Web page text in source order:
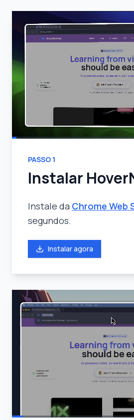
PASSO 1
Instalar
Instale da Chrome Web
segundos.
Instalar agora